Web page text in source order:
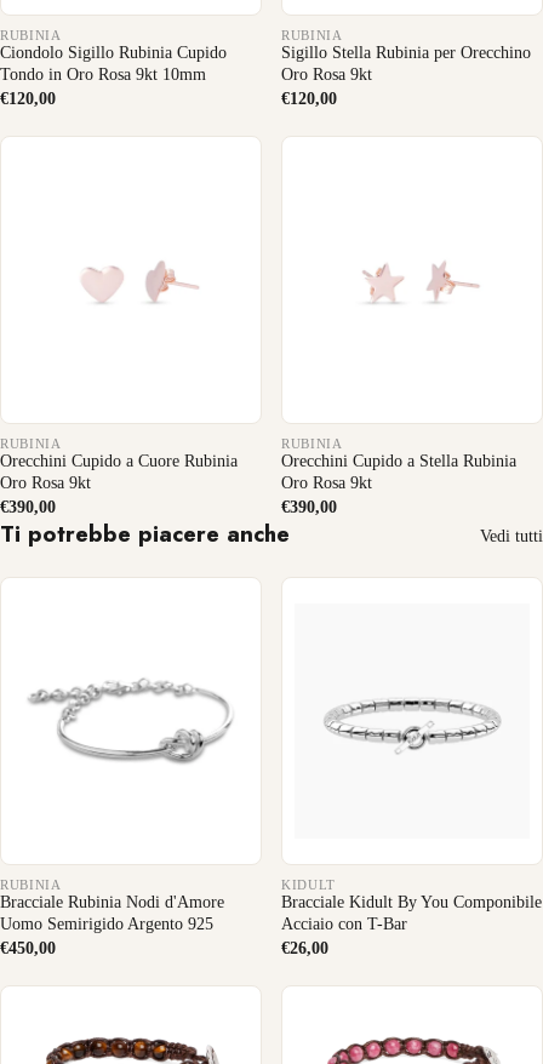
RUBINIA
Ciondolo Sigillo Rubinia Cupido
Tondo in Oro Rosa 9kt 10mm
€120,00
RUBINIA
Sigillo Stella Rubinia per Orecchino
Oro Rosa 9kt
€120,00
RUBINIA
Orecchini Cupido a Cuore Rubinia
Oro Rosa 9kt
€390,00
RUBINIA
Orecchini Cupido a Stella Rubinia
Oro Rosa 9kt
€390,00
Ti potrebbe piacere anche Vedi tutti
RUBINIA
Bracciale Rubinia Nodi d'Amore
Uomo Semirigido Argento 925
€450,00
KIDULT
Bracciale Kidult By You Componibile
Acciaio con T-Bar
€26,00